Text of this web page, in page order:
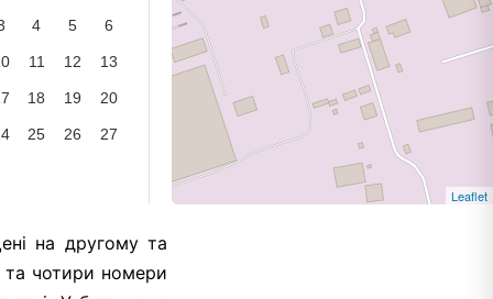
4 5 6
11 12 13
18 19 20
25 26 27
Leaflet
на другому та
та чотири номери